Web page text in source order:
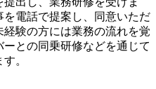
電話で提案し、同意いただ
験の方には業務の流れを覚
との同乗研修などを通じて
。